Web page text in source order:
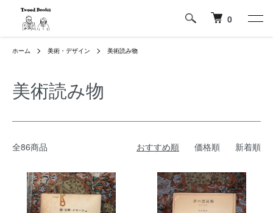
0
ホーム 美術・デザイン 美術読み物
美術読み物
全86商品 おすすめ順 価格順 新着順